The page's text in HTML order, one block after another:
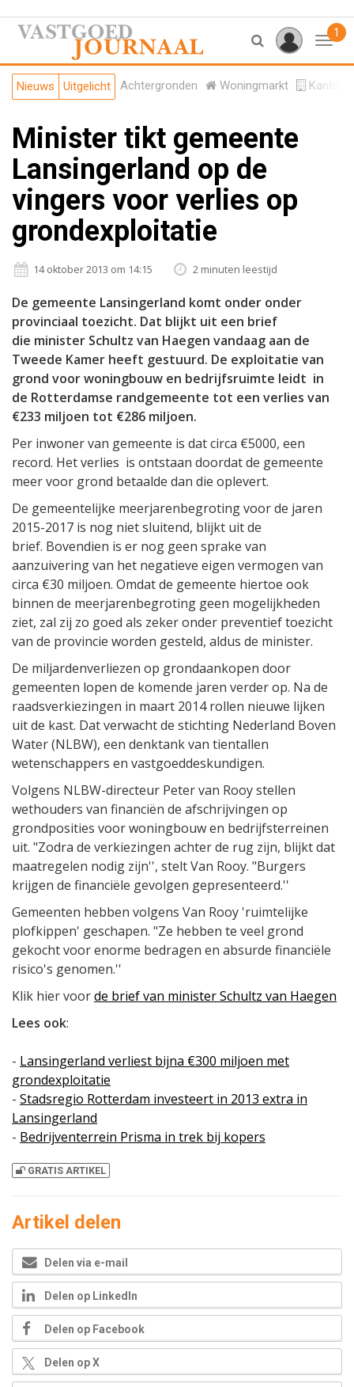
1
Nieuws Uitgelicht Achtergronden Woningmarkt
Minister tikt gemeente
Lansingerland op de
vingers voor verlies op
grondexploitatie
14 oktober 2013 om 14:15 2 minuten leestijd
De gemeente Lansingerland komt onder onder
provinciaal toezicht. Dat blijkt uit een brief
die minister Schultz van Haegen vandaag aan de
Tweede Kamer heeft gestuurd. De exploitatie van
grond voor woningbouw en bedrijfsruimte leidt in
de Rotterdamse randgemeente tot een verlies van
€233 miljoen tot €286 miljoen.
Per inwoner van gemeente is dat circa €5000, een
record. Het verlies is ontstaan doordat de gemeente
meer voor grond betaalde dan die oplevert.
De gemeentelijke meerjarenbegroting voor de jaren
2015-2017 is nog niet sluitend, blijkt uit de
brief. Bovendien is er nog geen sprake van
aanzuivering van het negatieve eigen vermogen van
circa €30 miljoen. Omdat de gemeente hiertoe ook
binnen de meerjarenbegroting geen mogelijkheden
ziet, zal zij zo goed als zeker onder preventief toezicht
van de provincie worden gesteld, aldus de minister.
De miljardenverliezen op grondaankopen door
gemeenten lopen de komende jaren verder op. Na de
raadsverkiezingen in maart 2014 rollen nieuwe lijken
uit de kast. Dat verwacht de stichting Nederland Boven
Water (NLBW), een denktank van tientallen
wetenschappers en vastgoeddeskundigen.
Volgens NLBW-directeur Peter van Rooy stellen
wethouders van financiën de afschrijvingen op
grondposities voor woningbouw en bedrijfsterreinen
uit. "Zodra de verkiezingen achter de rug zijn, blijkt dat
maatregelen nodig zijn'', stelt Van Rooy. "Burgers
krijgen de financiële gevolgen gepresenteerd.''
Gemeenten hebben volgens Van Rooy 'ruimtelijke
plofkippen' geschapen. "Ze hebben te veel grond
gekocht voor enorme bedragen en absurde financiële
risico's genomen.''
Klik hier voorde brief van minister Schultz van Haegen
Lees ook:
- Lansingerland verliest bijna €300 miljoen met
grondexploitatie
- Stadsregio Rotterdam investeert in 2013 extra in
Lansingerland
- Bedrijventerrein Prisma in trek bij kopers
GRATIS ARTIKEL
Artikel delen
Delen via e-mail
Delen op LinkedIn
Delen op Facebook
Delen op X